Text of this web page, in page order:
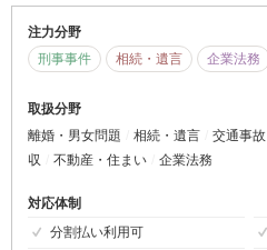
注力分野
刑事事件
相続・遺言 企業法務
取扱分野
離婚・男女問題
相続・遺言 交通事故
収
不動産・住まい 企業法務
対応体制
分割払い利用可